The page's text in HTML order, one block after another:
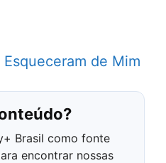
Esqueceram de Mim
Brasil como fonte
encontrar nossas